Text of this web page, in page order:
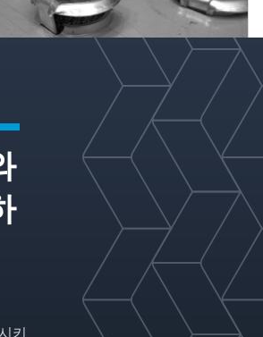
는 트레이 기술 분야의 글로벌 리
브 패널, 다운커머 구성 및 지지 구
범위한 설계를 제공합니다. 심층
경험을 바탕으로 당사는 귀하의 응
적합한 트레이를 제공하고 특정 분
능을 최적화하기 위해 구성을 맞